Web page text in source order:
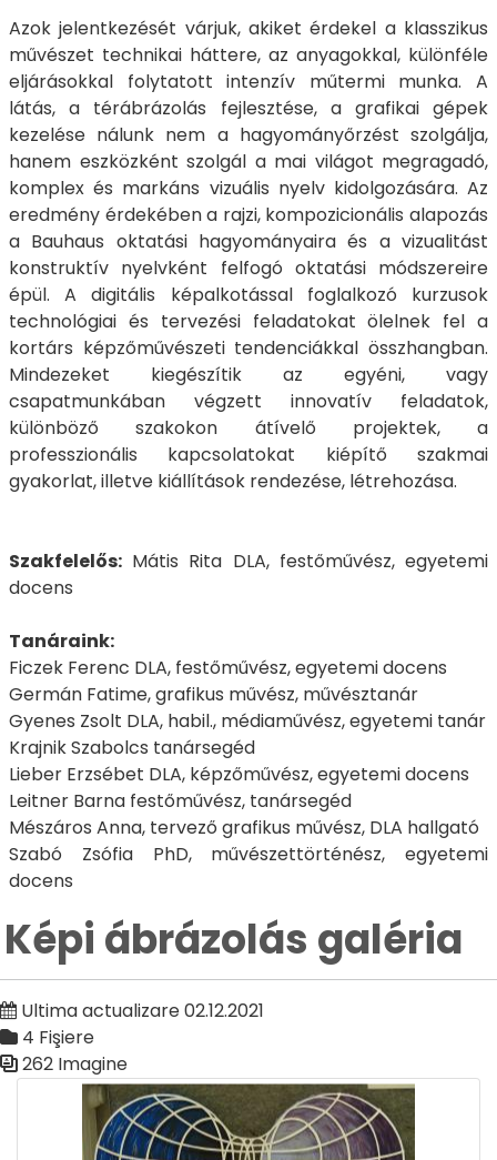
Azok jelentkezését várjuk, akiket érdekel a klasszikus
művészet technikai háttere, az anyagokkal, különféle
eljárásokkal folytatott intenzív műtermi munka. A
látás, a térábrázolás fejlesztése, a grafikai gépek
kezelése nálunk nem a hagyományőrzést szolgálja,
hanem eszközként szolgál a mai világot megragadó,
komplex és markáns vizuális nyelv kidolgozására. Az
eredmény érdekében a rajzi, kompozicionális alapozás
a Bauhaus oktatási hagyományaira és a vizualitást
konstruktív nyelvként felfogó oktatási módszereire
épül. A digitális képalkotással foglalkozó kurzusok
technológiai és tervezési feladatokat ölelnek fel a
kortárs képzőművészeti tendenciákkal összhangban.
Mindezeket kiegészítik az egyéni, vagy
csapatmunkában végzett innovatív feladatok,
különböző szakokon átívelő projektek, a
professzionális kapcsolatokat kiépítő szakmai
gyakorlat, illetve kiállítások rendezése, létrehozása.
Szakfelelős: Mátis Rita DLA, festőművész, egyetemi
docens
Tanáraink:
Ficzek Ferenc DLA, festőművész, egyetemi docens
Germán Fatime, grafikus művész, művésztanár
Gyenes Zsolt DLA, habil., médiaművész, egyetemi tanár
Krajnik Szabolcs tanársegéd
Lieber Erzsébet DLA, képzőművész, egyetemi docens
Leitner Barna festőművész, tanársegéd
Mészáros Anna, tervező grafikus művész, DLA hallgató
Szabó Zsófia PhD, művészettörténész, egyetemi
docens
Képi ábrázolás galéria
Ultima actualizare 02.12.2021
4 Fişiere
262 Imagine
Galerie media